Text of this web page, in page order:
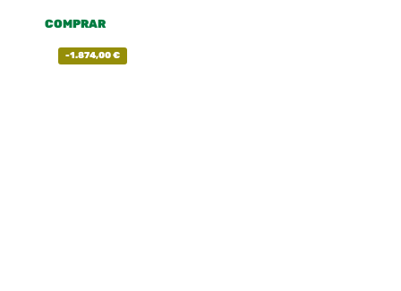
COMPRAR
-1.874,00€